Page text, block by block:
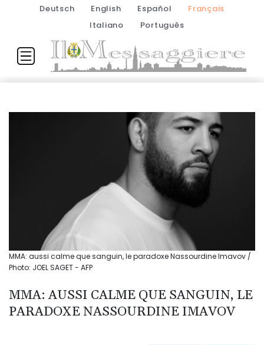
Deutsch English Español
Français
Italiano
Português
MMA: aussi calme que sanguin, le paradoxe Nassourdine Imavov /
Photo: JOEL SAGET - AFP
MMA: AUSSI CALME QUE SANGUIN, LE
PARADOXE NASSOURDINE IMAVOV